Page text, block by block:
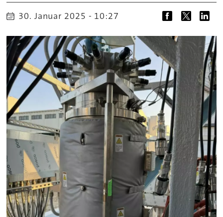
30. Januar 2025 - 10:27